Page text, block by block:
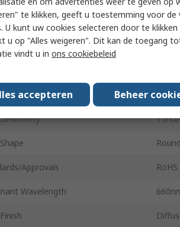
Voltage 2.5V
of Pins 2
Dimensions 8.7 x
1.3 cd
Round
Approvals RoHS
Wavelength
te klikken, geeft u toestemming voor de
U kunt uw cookies selecteren door te
u op "Alles weigeren". Dit kan de toegang
vindt u in ons cookiebeleid
accepteren Beheer